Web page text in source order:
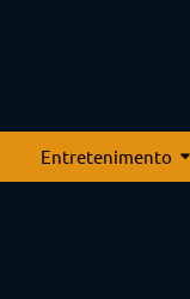
Entretenimento